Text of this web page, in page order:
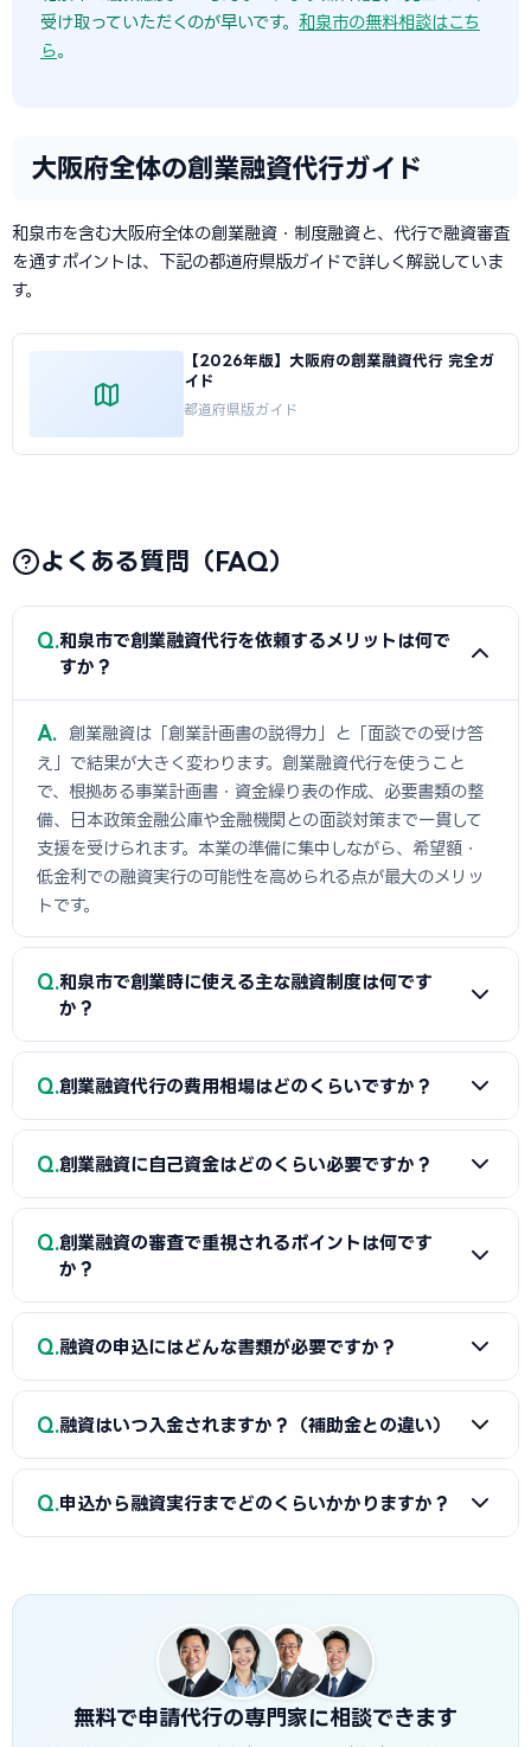
受け取っていただくのが早いです。 和泉市の無料相談はこち
ら。
大阪府全体の創業融資代行ガイド
和泉市を含む大阪府全体の創業融資・制度融資と、代行で融資審査
を通すポイントは、下記の都道府県版ガイドで詳しく解説していま
す。
【2026年版】大阪府の創業融資代行 完全ガ
イド
都道府県版ガイド
よくある質問（FAQ）
Q 和泉市で創業融資代行を依頼するメリットは何で
すか？
A
創業融資は「創業計画書の説得力」と「面談での受け答
え」で結果が大きく変わります。創業融資代行を使うこと
で、根拠ある事業計画書・資金繰り表の作成、必要書類の整
備、日本政策金融公庫や金融機関との面談対策まで一貫して
支援を受けられます。本業の準備に集中しながら、希望額・
低金利での融資実行の可能性を高められる点が最大のメリッ
トです。
Q 和泉市で創業時に使える主な融資制度は何です
か？
A
日本政策金融公庫の「新規開業資金」、信用保証協会の
薦の「マル経融資」などが中心です。実績の浅い創業期で
も、原則無担保・無保証人で利用できる制度が複数ありま
Q 創業融資代行の費用相場はどのくらいですか？
A
一般的に「着手金（無料〜数万円）＋成功報酬（融資実
所もあります。融資額や難易度で異なるため、契約前に見積
もりと報酬条件を必ず確認しましょう。当サイトでは和泉市
に対応した実績豊富な専門家を無料でご紹介しています。
Q 創業融資に自己資金はどのくらい必要ですか？
A
制度上の自己資金要件は緩和傾向にありますが、実務で
は希望融資額の1〜3割程度の自己資金があると審査で有利と
歴」です。通帳で計画的な資金準備を示せると評価が高まり
ます。一時的な借入による見せ金は逆効果なので避けましょ
Q 創業融資の審査で重視されるポイントは何です
か？
A
①自己資金の額と出所、②事業の経験・スキル、③創業
和泉市の市場環境や自身の強みを踏まえた、堅実かつ実現可
能な計画ほど高く評価されます。創業融資代行はこの作り込
Q 融資の申込にはどんな書類が必要ですか？
A
一般的に、創業計画書、資金繰り表、見積書、自己資金
決算書などが必要です。創業融資代行はこれらの書類作成・
整備と不備チェックを代行し、面談で説明すべき要点まで準
Q 融資はいつ入金されますか？（補助金との違い）
A
融資は補助金と違い「前払い」です。審査通過・契約後
Q 申込から融資実行までどのくらいかかりますか？
資実行までおおむね3週間〜1.5か月程度が目安です。信用保
証協会・制度融資は金融機関と保証協会の二段階審査のた
め、もう少し時間がかかる場合があります。創業スケジュール
から逆算し、早めに準備を始めることが重要です。
無料で申請代行の専門家に相談できます